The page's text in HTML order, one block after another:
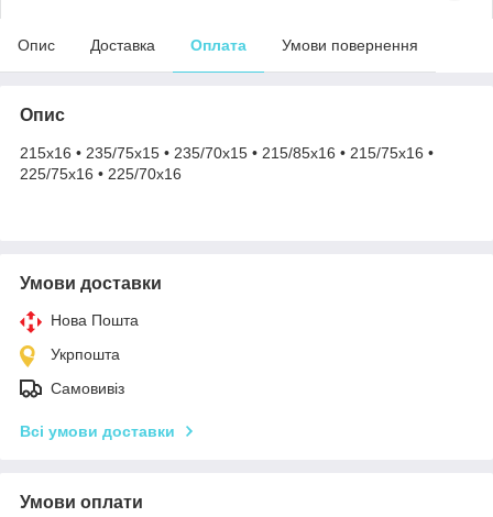
Опис Доставка Оплата Умови повернення
Опис
215x16 • 235/75x15 • 235/70x15 • 215/85x16 • 215/75x16 •
225/75x16 • 225/70x16
Умови доставки
Нова Пошта
Укрпошта
Самовивіз
Всі умови доставки
Умови оплати